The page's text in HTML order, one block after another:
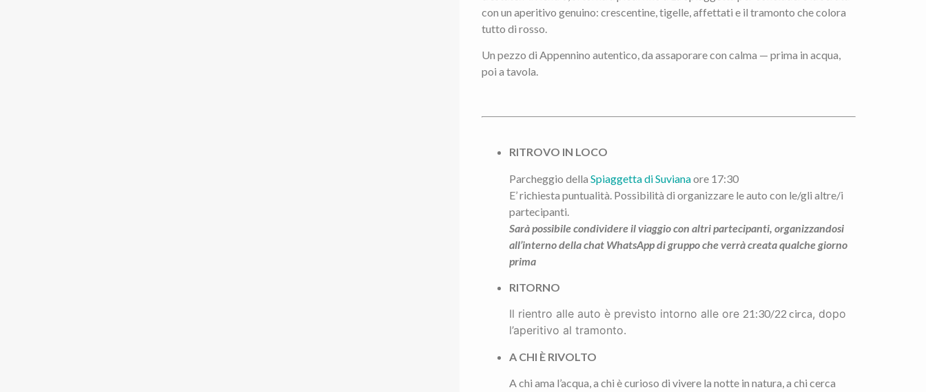
con un aperitivo genuino: crescentine, tigelle, affettati e il tramonto che colora
tutto di rosso.
Un pezzo di Appennino autentico, da assaporare con calma — prima in acqua,
poi a tavola.
RITROVO IN LOCO
Parcheggio della Spiaggetta di Suvianaore 17:30
E’ richiesta puntualità. Possibilità di organizzare le auto con le/gli altre/i
partecipanti.
Sarà possibile condividere il viaggio con altri partecipanti, organizzandosi
all’interno della chat WhatsApp di gruppo che verrà creata qualche giorno
prima
RITORNO
Il rientro alle auto è previsto intorno alle ore 21:30/22 circa, dopo
l’aperitivo al tramonto.
A CHI È RIVOLTO
A chi ama l’acqua, a chi è curioso di vivere la notte in natura, a chi cerca